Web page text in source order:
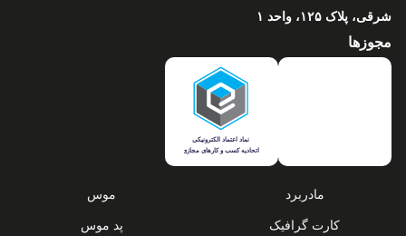
مادربرد
کارت گرافیک
موس
پد موس
شرقی، پلاک ۱۲۵، واحد ۱
مجوزها
نماد اعتماد الکترونیکی
اتحادیه کسب و کارهای مجازی